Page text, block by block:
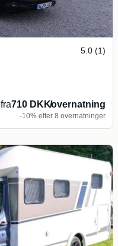
5.0 (1)
fra710 DKK/overnatning
-10% efter 8 overnatninger